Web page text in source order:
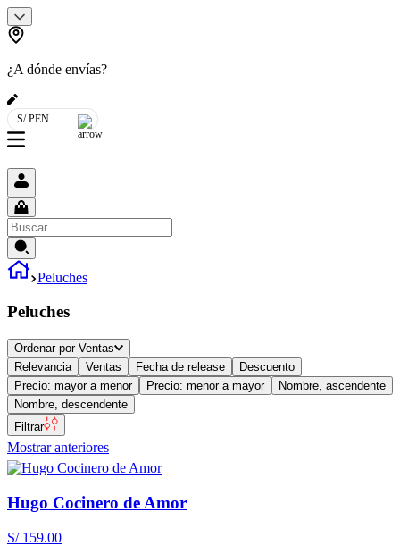
¿A dónde envías?
S/ PEN
Peluches
Peluches
Ordenar por Ventas
Relevancia
Ventas Fecha de release
Descuento
Precio: mayor a menor
Precio: menor a mayor
Nombre, ascendente
Nombre, descendente
Filtrar
Mostrar anteriores
Hugo Cocinero de Amor
S/ 159.00